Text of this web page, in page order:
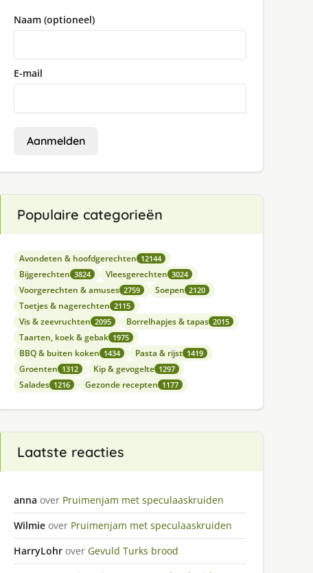
Naam (optioneel)
E-mail
Aanmelden
Populaire categorieën
Avondeten & hoofdgerechten 12144
Bijgerechten 3824 Vleesgerechten 3024
Voorgerechten & amuses 2759 Soepen 2120
Toetjes & nagerechten 2115
Vis & zeevruchten 2095 Borrelhapjes & tapas 2015
Taarten, koek & gebak 1975
BBQ & buiten koken 1434 Pasta & rijst 1419
Groenten 1312 Kip & gevogelte 1297
Salades 1216 Gezonde recepten 1177
Laatste reacties
anna over Pruimenjam met speculaaskruiden
Wilmie over Pruimenjam met speculaaskruiden
HarryLohr over Gevuld Turks brood